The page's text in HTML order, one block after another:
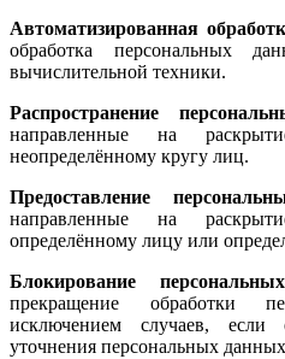
Автоматизированная
обработка персональных
вычислительной техники.
Распространение
направленные на
неопределённому кругу лиц.
Предоставление
направленные на
определённому лицу или
Блокирование
прекращение обработки
исключением случаев, если
уточнения персональных